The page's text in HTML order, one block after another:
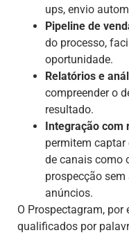
ups, envio
Pipeline de
do processo,
oportunidade.
Relatórios e
compreender o
resultado.
Integração com
permitem
de canais como
prospecção
anúncios.
O Prospectagram,
qualificados por